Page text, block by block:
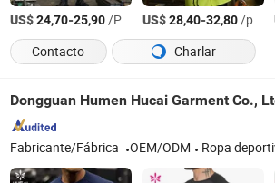
US$24,70-25,90/Pieza US$28,40-32,80/pcs
Contacto
Charlar
Dongguan Humen Hucai Garment Co.,
Fabricante/Fábrica OEM/ODM Ropa deportiva, pantalones de